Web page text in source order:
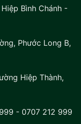
Bình Chánh -
Phước Long B,
Hiệp Thành,
- 0707 212 999